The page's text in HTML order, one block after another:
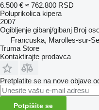
6.500 € ≈ 762.800 RSD
Poluprikolica kipera
2007
Ogibljenje gibanj/gibanj Broj
Francuska, Marolles-sur-
Truma Store
Kontaktirajte prodavca
Pretplatite se na nove objave
Potpišite se